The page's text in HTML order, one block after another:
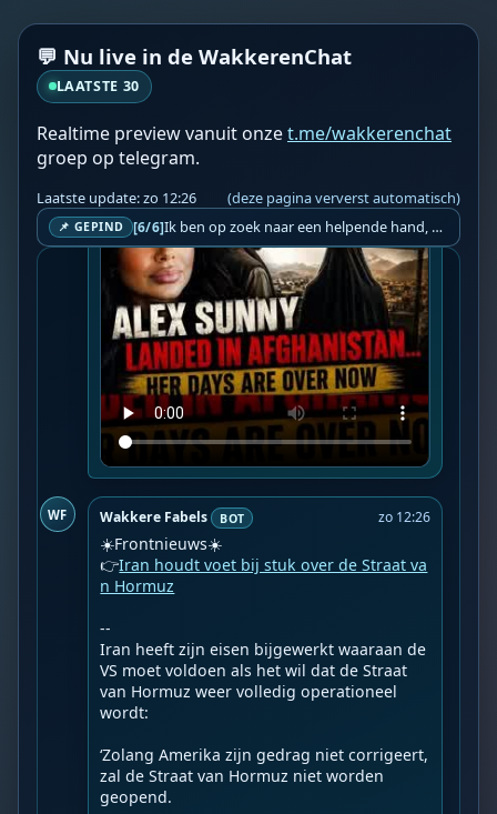
💬 Nu live in de WakkerenChat
LAATSTE 30
Realtime preview vanuit onzet.me/wakkerenchat
groep op telegram.
Laatste update: zo 12:26 (deze pagina ververst automatisch)
📌 GEPIND [6/6] Ik ben op zoek naar een helpende hand, een menselijk oog, een admin die helpt met controleren of de chat wel correct word gemodereerd word door NoMoSpam. 98% gaat automatisch goed, toch ik dit nooit helemaal loslaten en moet er altijd een mens mee blijven opletten bij elke beslissing die gemaakt word. Waar bestaan de werkzaamheden uit? Mee kijken in admin log kanaal naar alle drugs/porno/scams die voorbij komen en in het geval van een randgevalletje, ingrijpen en b.v. een verwijderd maar wel toegestaan bericht terug plaatsen met een druk op de knop. tsja zo banaal en simpel is het gesteld.. Word je hier blij van? Nee. Strookt het je ego? Nee. Word je er beter van? Nee. Kost het veel tijd? Totaal niet, consistentie en regelmaat is belangrijker dan 'er even voor kunnen gaan zitten'.. het werk is in een paar seconden gepiept.. je checkt puur of AI de juiste beslissing heeft gemaakt.. …
📍 Bron:
❤️👉 Discussieer ook mee via
WF Wakkere Fabels BOT zo 12:26
☀️Frontnieuws☀️
👉Iran houdt voet bij stuk over de Straat va
n Hormuz
--
Iran heeft zijn eisen bijgewerkt waaraan de
VS moet voldoen als het wil dat de Straat
van Hormuz weer volledig operationeel
wordt:
‘Zolang Amerika zijn gedrag niet corrigeert,
zal de Straat van Hormuz niet worden
geopend.